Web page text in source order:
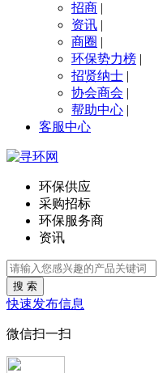
招商 |
资讯 |
商圈 |
环保势力榜 |
招贤纳士 |
协会商会 |
帮助中心 |
客服中心
环保供应
采购招标
环保服务商
资讯
搜 索
快速发布信息
微信扫一扫